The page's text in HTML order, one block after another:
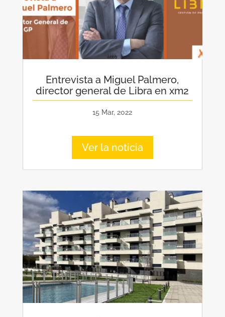
Entrevista a Miguel Palmero,
director general de Libra en xm2
15 Mar, 2022
Ver la noticia